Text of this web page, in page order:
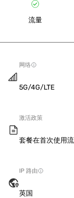
流量
网络
5G/4G/LTE
激活政策
套餐在首次使用流
IP 路由
英国